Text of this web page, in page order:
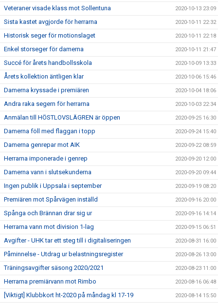
Veteraner visade klass mot Sollentuna 2020-10-13 23:09
Sista kastet avgjorde för herrarna 2020-10-11 22:32
Historisk seger för motionslaget 2020-10-11 22:18
Enkel storseger för damerna 2020-10-11 21:47
Succé för årets handbollsskola 2020-10-09 13:33
Årets kollektion äntligen klar 2020-10-06 15:46
Damerna kryssade i premiären 2020-10-04 18:06
Andra raka segern för herrarna 2020-10-03 22:34
Anmälan till HÖSTLOVSLÄGREN är öppen 2020-09-25 16:30
Damerna föll med flaggan i topp 2020-09-24 15:40
Damerna genrepar mot AIK 2020-09-22 08:59
Herrarna imponerade i genrep 2020-09-20 12:00
Damerna vann i slutsekunderna 2020-09-20 09:44
Ingen publik i Uppsala i september 2020-09-19 08:20
Premiären mot Spårvägen inställd 2020-09-16 20:00
Spånga och Brännan drar sig ur 2020-09-16 14:14
Herrarna vann mot division 1-lag 2020-09-15 06:51
Avgifter - UHK tar ett steg till i digitaliseringen 2020-08-31 16:00
Påminnelse - Utdrag ur belastningsregister 2020-08-26 13:00
Träningsavgifter säsong 2020/2021 2020-08-23 11:00
Herrarna premiärvann mot Rimbo 2020-08-16 06:48
[Viktigt] Klubbkort ht-2020 på måndag kl 17-19 2020-08-14 15:50